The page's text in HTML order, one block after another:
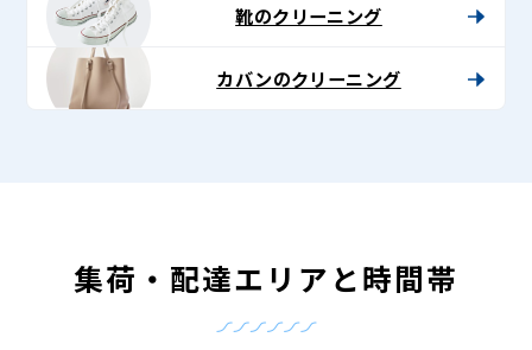
靴のクリーニング
カバンのクリーニング
集荷・配達エリアと時間帯